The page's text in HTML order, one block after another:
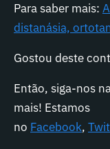
Para saber mais:
distanásia,
Gostou deste
Então, siga-nos
mais! Estamos
no Facebook,